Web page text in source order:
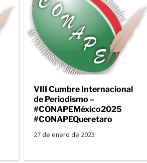
VIII Cumbre Internacional
de Periodismo –
#CONAPEMéxico2025
#CONAPEQueretaro
27 de enero de 2025